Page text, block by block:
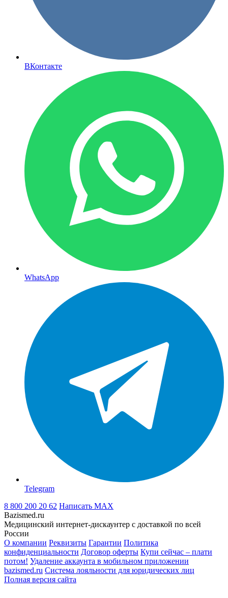
ВКонтакте
WhatsApp
Telegram
8 800 200 20 62 Написать MAX
Bazismed.ru
Медицинский интернет-дискаунтер с доставкой по всей
России
О компании Реквизиты Гарантии Политика
конфиденциальности Договор оферты Купи сейчас – плати
потом! Удаление аккаунта в мобильном приложении
bazismed.ru Система лояльности для юридических лиц
Полная версия сайта